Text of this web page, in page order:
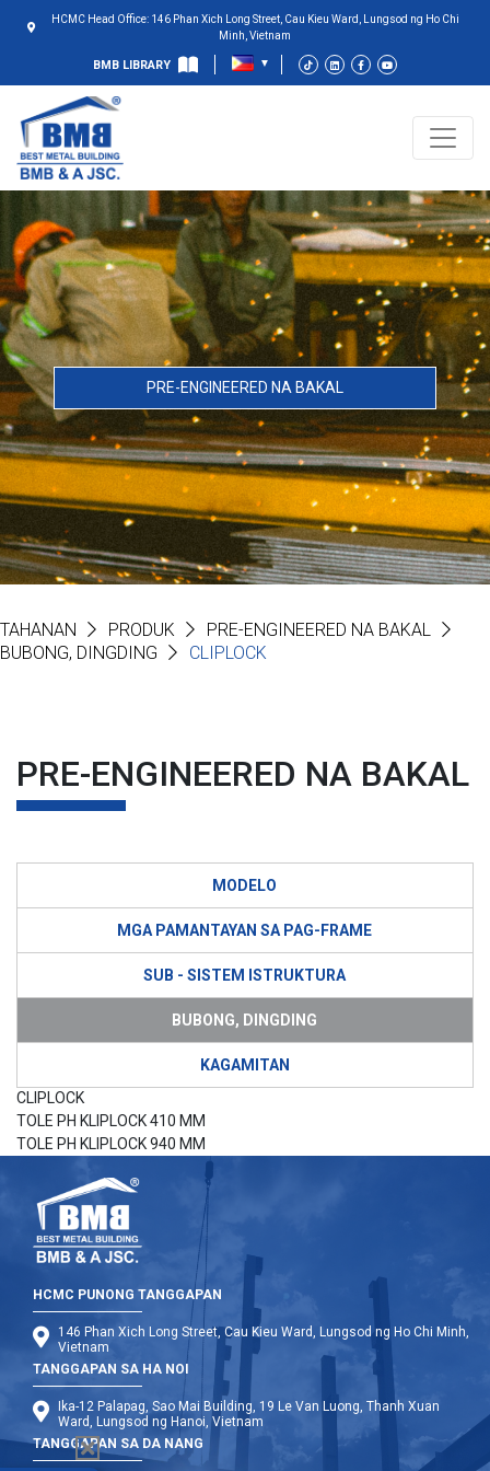
HCMC Head Office: 146 Phan Xich Long Street, Cau Kieu Ward, Lungsod ng Ho Chi
Minh, Vietnam
BMB LIBRARY
PRE-ENGINEERED NA BAKAL
TAHANAN PRODUK
PRE-ENGINEERED NA BAKAL
BUBONG, DINGDING
CLIPLOCK
PRE-ENGINEERED NA BAKAL
MODELO
MGA PAMANTAYAN SA PAG-FRAME
SUB - SISTEM ISTRUKTURA
BUBONG, DINGDING
KAGAMITAN
CLIPLOCK
TOLE PH KLIPLOCK 410 MM
TOLE PH KLIPLOCK 940 MM
HCMC PUNONG TANGGAPAN
146 Phan Xich Long Street, Cau Kieu Ward, Lungsod ng Ho Chi Minh,
Vietnam
TANGGAPAN SA HA NOI
Ika-12 Palapag, Sao Mai Building, 19 Le Van Luong, Thanh Xuan
Ward, Lungsod ng Hanoi, Vietnam
TANGGAPAN SA DA NANG